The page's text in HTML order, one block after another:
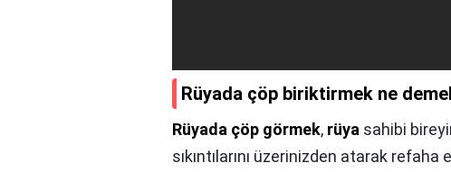
Rüyada çöp biriktirmek ne
Rüyada çöp görmek, rüya sahibi
sıkıntılarını üzerinizden atarak